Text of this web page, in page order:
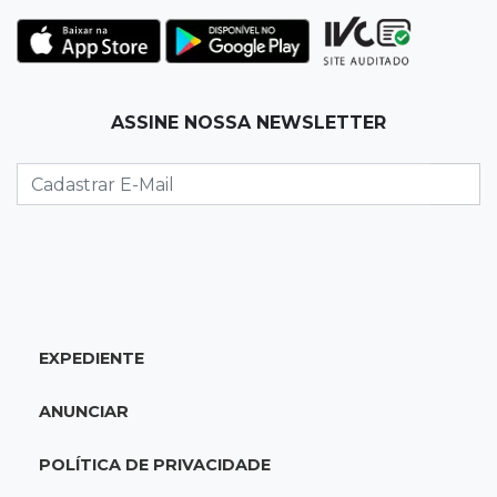
22:00Emagrecedores
MS lidera procura digital por canetas
Granizo danifica telhados e plantações
durante temporal no interior
Vitória goleia Athletico-PR por 4 a 0 e avança
ASSINE NOSSA NEWSLETTER
EXPEDIENTE
ANUNCIAR
POLÍTICA DE PRIVACIDADE